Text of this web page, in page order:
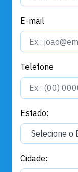
E-mail
Telefone
Estado:
Cidade: